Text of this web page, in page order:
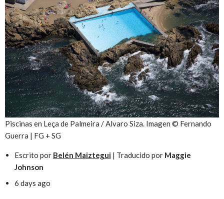
Piscinas en Leça de Palmeira / Alvaro Siza. Imagen © Fernando
Guerra | FG + SG
Escrito por Belén Maiztegui| Traducido por Maggie
Johnson
6 days ago